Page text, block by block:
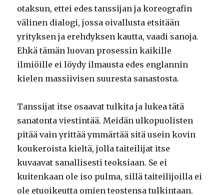
otaksun, ettei edes tanssijan ja koreografin
välinen dialogi, jossa oivallusta etsitään
yrityksen ja erehdyksen kautta, vaadi sanoja.
Ehkä tämän luovan prosessin kaikille
ilmiöille ei löydy ilmausta edes englannin
kielen massiivisen suuresta sanastosta.
Tanssijat itse osaavat tulkita ja lukea tätä
sanatonta viestintää. Meidän ulkopuolisten
pitää vain yrittää ymmärtää sitä usein kovin
koukeroista kieltä, jolla taiteilijat itse
kuvaavat sanallisesti teoksiaan. Se ei
kuitenkaan ole iso pulma, sillä taiteilijoilla ei
ole etuoikeutta omien teostensa tulkintaan.